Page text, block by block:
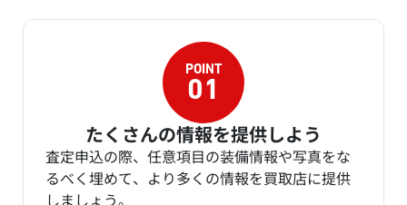
たくさんの情報を提供しよう
査定申込の際、任意項目の装備情報や写真をな
るべく埋めて、より多くの情報を買取店に提供
しましょう。